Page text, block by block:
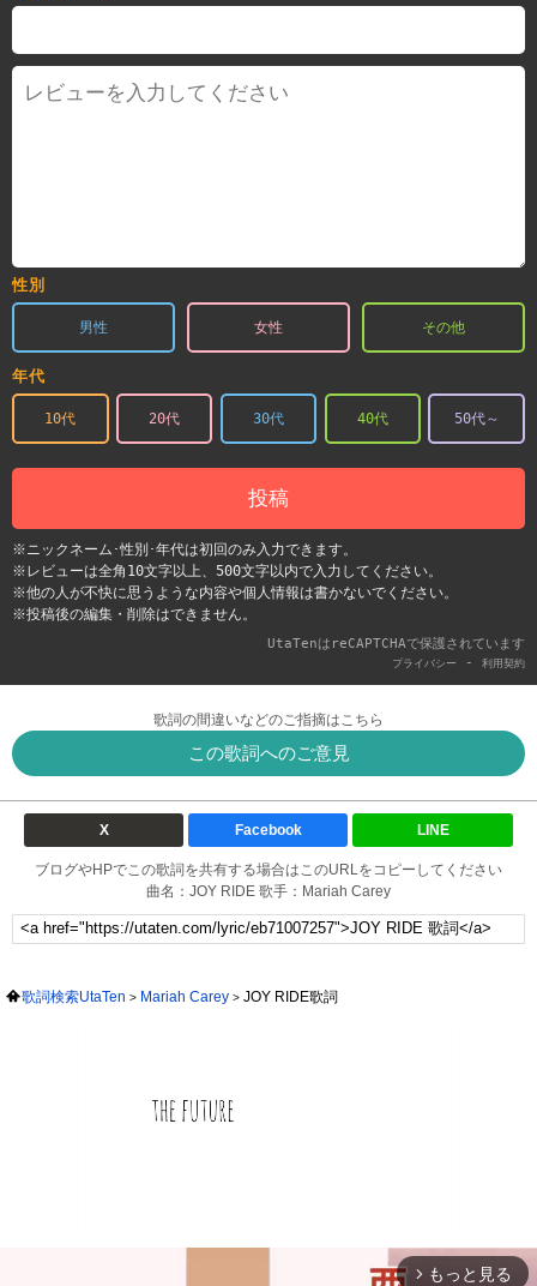
性別
男性 女性 その他
年代
10代 20代 30代 40代 50代～
投稿
※ニックネーム･性別･年代は初回のみ入力できます。
※レビューは全角10文字以上、500文字以内で入力してください。
※他の人が不快に思うような内容や個人情報は書かないでください。
※投稿後の編集・削除はできません。
UtaTenはreCAPTCHAで保護されています
プライバシー - 利用契約
歌詞の間違いなどのご指摘はこちら
この歌詞へのご意見
X Facebook LINE
ブログやHPでこの歌詞を共有する場合はこのURLをコピーしてください
曲名：JOY RIDE 歌手：Mariah Carey
歌詞検索UtaTen Mariah Carey JOY RIDE歌詞
arrow_forward_ios もっと見る